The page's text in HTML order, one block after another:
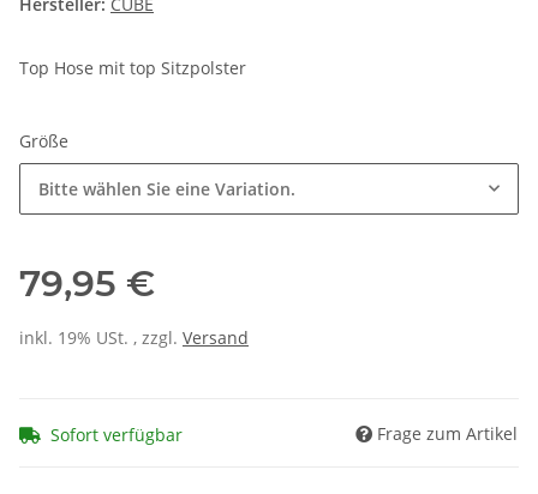
Top Hose mit top Sitzpolster
Größe
Bitte wählen Sie eine Variation.
79,95 €
inkl. 19% USt. , zzgl. Versand
Sofort verfügbar Frage zum Artikel